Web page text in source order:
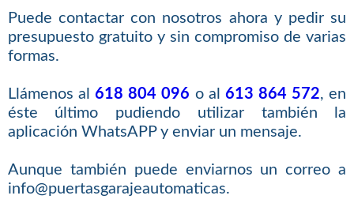
Puede contactar con nosotros ahora y pedir su
presupuesto gratuito y sin compromiso de varias
formas.
Llámenos al618 804 096 o al 613 864 572, en
éste último pudiendo utilizar también la
aplicación WhatsAPP y enviar un mensaje.
Aunque también puede enviarnos un correo a
info@puertasgarajeautomaticas.